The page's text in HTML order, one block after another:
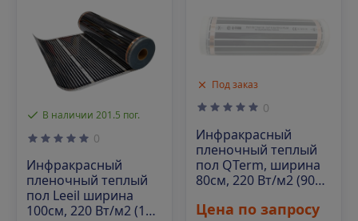
В наличии 201.5 пог.
0
Инфракрасный
пленочный теплый
пол Leeil ширина
100см, 220 Вт/м2 (100
Под заказ
0
Инфракрасный
пленочный теплый
пол QTerm, ширина
80см, 220 Вт/м2 (90
Цена по запросу